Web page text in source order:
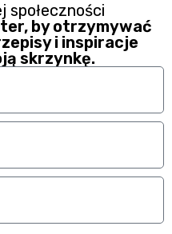
społeczności
by otrzymywać
i inspiracje
skrzynkę.